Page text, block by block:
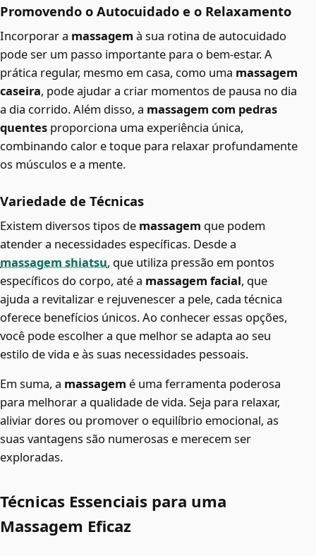
Promovendo o Autocuidado e o Relaxamento
Incorporar a massagem à sua rotina de autocuidado
pode ser um passo importante para o bem-estar. A
prática regular, mesmo em casa, como uma massagem
caseira, pode ajudar a criar momentos de pausa no dia
a dia corrido. Além disso, a massagem com pedras
quentes proporciona uma experiência única,
combinando calor e toque para relaxar profundamente
os músculos e a mente.
Variedade de Técnicas
Existem diversos tipos de massagem que podem
atender a necessidades específicas. Desde a
massagem shiatsu, que utiliza pressão em pontos
específicos do corpo, até a massagem facial, que
ajuda a revitalizar e rejuvenescer a pele, cada técnica
oferece benefícios únicos. Ao conhecer essas opções,
você pode escolher a que melhor se adapta ao seu
estilo de vida e às suas necessidades pessoais.
Em suma, a massagem é uma ferramenta poderosa
para melhorar a qualidade de vida. Seja para relaxar,
aliviar dores ou promover o equilíbrio emocional, as
suas vantagens são numerosas e merecem ser
exploradas.
Técnicas Essenciais para uma
Massagem Eficaz